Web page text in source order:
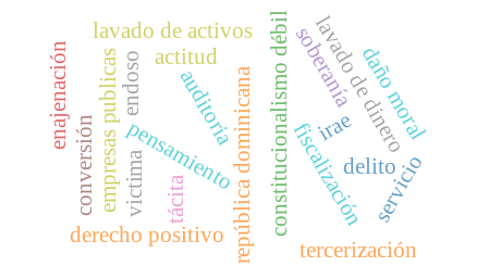
constitucionalismo débil
república dominicana fiscalización
auditoria soberanía
pensamiento
actitud
lavado de activos lavado de dinero
delito
daño moral
empresas publicas
derecho positivo
irae
tercerización
conversión tácita
enajenación
servicio
endoso
victima